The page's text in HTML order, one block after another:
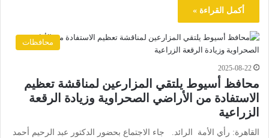
أكمل القراءة »
محافظات
2025-08-22
محافظ أسيوط يلتقي المزارعين لمناقشة تعظيم
الاستفادة من الأراضي الصحراوية وزيادة الرقعة
الزراعية
القاهرة: رأي الأمة الرائد. جاء الاجتماع بحضور الدكتور عبد الرحيم أحمد